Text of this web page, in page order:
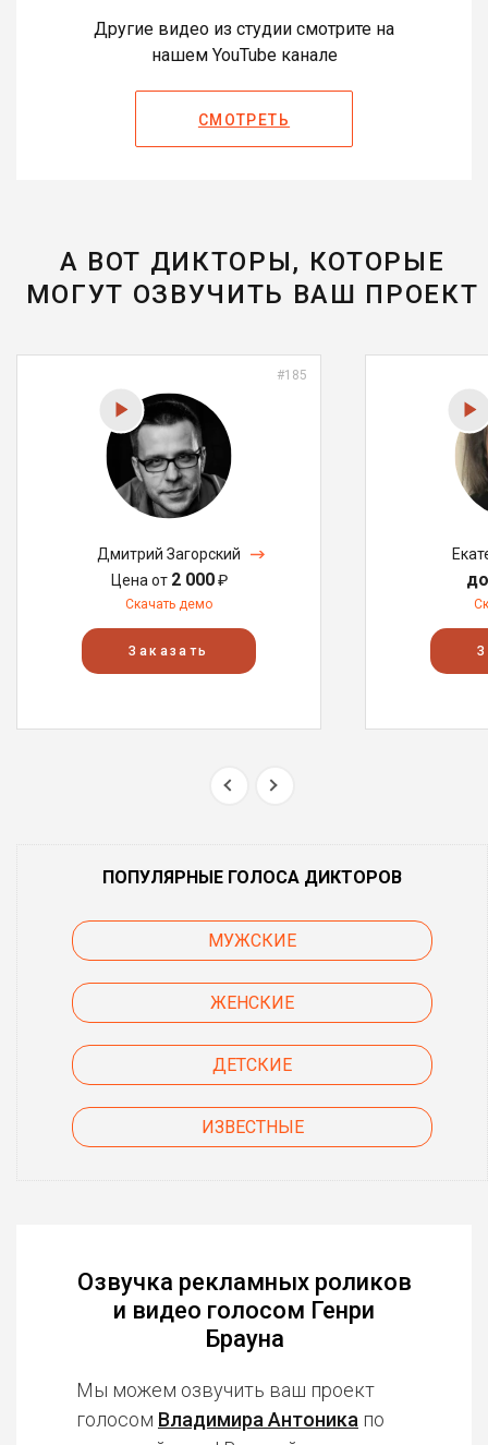
Другие видео из студии смотрите на
нашем YouTube канале
СМОТРЕТЬ
А ВОТ ДИКТОРЫ, КОТОРЫЕ
МОГУТ ОЗВУЧИТЬ ВАШ ПРОЕКТ
#185
Дмитрий Загорский
Цена от 2 000₽
Скачать демо
Заказать
ПОПУЛЯРНЫЕ ГОЛОСА ДИКТОРОВ
МУЖСКИЕ
ЖЕНСКИЕ
ДЕТСКИЕ
ИЗВЕСТНЫЕ
Озвучка рекламных роликов
и видео голосом Генри
Брауна
Мы можем озвучить ваш проект
голосом Владимира Антоника по